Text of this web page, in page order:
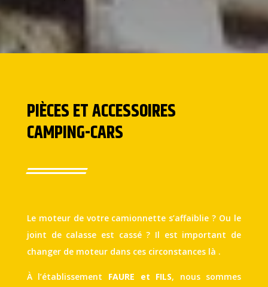
PIÈCES ET ACCESSOIRES
CAMPING-CARS
Le moteur de votre camionnette s’affaiblie ? Ou le
joint de calasse est cassé ? Il est important de
changer de moteur dans ces circonstances là .
À l’établissement FAURE et FILS, nous sommes